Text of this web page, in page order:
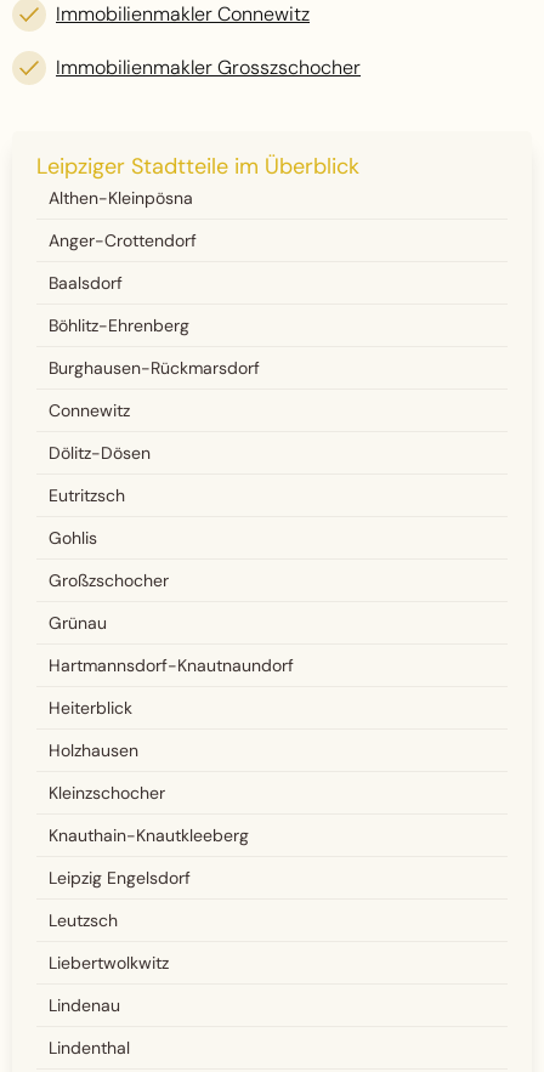
Leipziger Stadtteile im Überblick
Althen-Kleinpösna
Anger-Crottendorf
Baalsdorf
Böhlitz-Ehrenberg
Burghausen-Rückmarsdorf
Connewitz
Dölitz-Dösen
Eutritzsch
Gohlis
Großzschocher
Grünau
Hartmannsdorf-Knautnaundorf
Heiterblick
Holzhausen
Kleinzschocher
Knauthain-Knautkleeberg
Leipzig Engelsdorf
Leutzsch
Liebertwolkwitz
Lindenau
Lindenthal
Immobilienmakler Connewitz
Immobilienmakler Grosszschocher